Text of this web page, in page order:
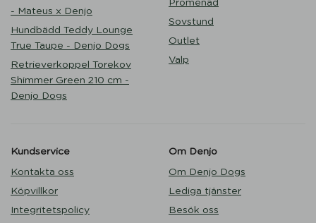
- Mateus x Denjo
Hundbädd Teddy Lounge
True Taupe - Denjo Dogs
Retrieverkoppel Torekov
Shimmer Green 210 cm -
Denjo Dogs
Promenad
Sovstund
Outlet
Valp
Kundservice
Kontakta oss
Köpvillkor
Integritetspolicy
Om Denjo
Om Denjo Dogs
Lediga tjänster
Besök oss